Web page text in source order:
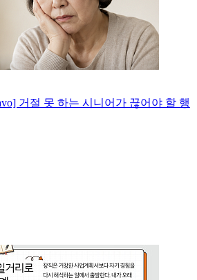
거절 못 하는 시니어가 끊어야 할 행